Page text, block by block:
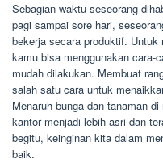
Sebagian waktu seseorang
pagi sampai sore hari,
bekerja secara produktif.
kamu bisa menggunakan cara-
mudah dilakukan. Membuat
salah satu cara untuk
Menaruh bunga dan tanaman
kantor menjadi lebih asri dan
begitu, keinginan kita dalam
baik.